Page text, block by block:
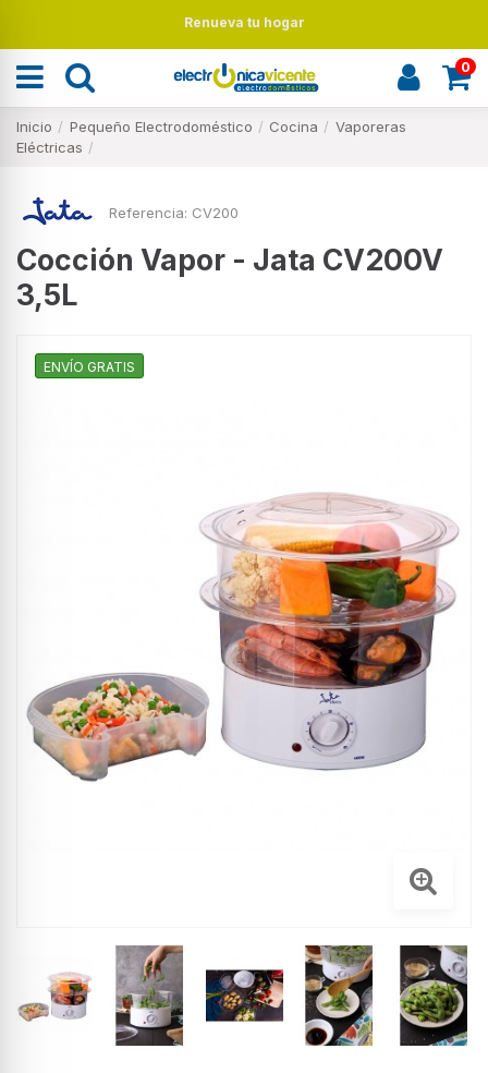
Renueva tu hogar
0
Inicio Pequeño Electrodoméstico Cocina
Vaporeras
Eléctricas
Referencia: CV200
Cocción Vapor - Jata CV200V
3,5L
ENVÍO GRATIS